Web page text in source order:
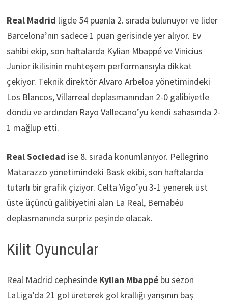
Real Madrid ligde 54 puanla 2. sırada bulunuyor ve lider
Barcelona’nın sadece 1 puan gerisinde yer alıyor. Ev
sahibi ekip, son haftalarda Kylian Mbappé ve Vinicius
Junior ikilisinin muhteşem performansıyla dikkat
çekiyor. Teknik direktör Alvaro Arbeloa yönetimindeki
Los Blancos, Villarreal deplasmanından 2-0 galibiyetle
döndü ve ardından Rayo Vallecano’yu kendi sahasında 2-
1 mağlup etti.
Real Sociedad ise 8. sırada konumlanıyor. Pellegrino
Matarazzo yönetimindeki Bask ekibi, son haftalarda
tutarlı bir grafik çiziyor. Celta Vigo’yu 3-1 yenerek üst
üste üçüncü galibiyetini alan La Real, Bernabéu
deplasmanında sürpriz peşinde olacak.
Kilit Oyuncular
Real Madrid cephesinde Kylian Mbappébu sezon
LaLiga’da 21 gol üreterek gol krallığı yarışının baş